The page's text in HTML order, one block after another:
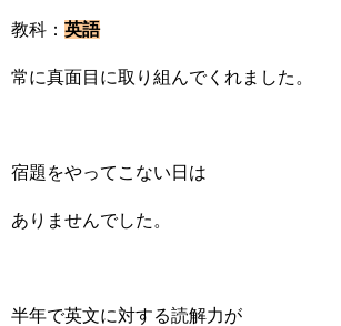
教科： 英語
常に真面目に取り組んでくれました。
宿題をやってこない日は
ありませんでした。
半年で英文に対する読解力が